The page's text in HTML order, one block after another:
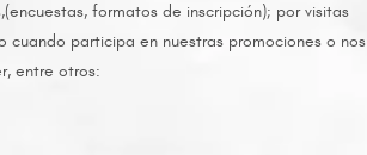
formatos de inscripción); por visitas
cuando participa en nuestras promociones o nos
entre otros: